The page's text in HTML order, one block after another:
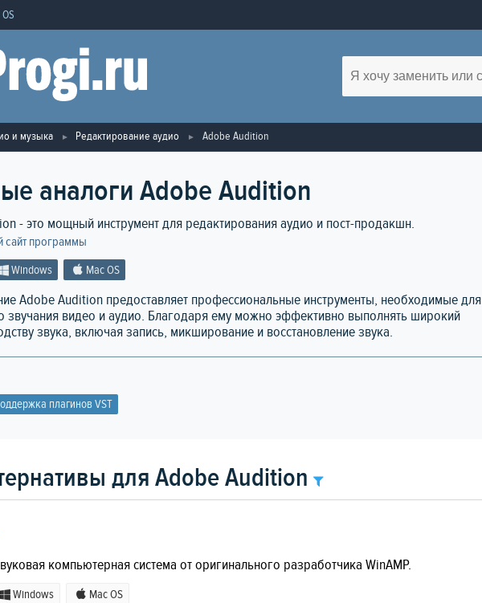
OS
и музыка Редактирование аудио Adobe Audition
аналоги Adobe Audition
- это мощный инструмент для редактирования аудио и пост-продакшн.
программы
Windows Mac OS
Adobe Audition предоставляет профессиональные инструменты, необходимые для
звучания видео и аудио. Благодаря ему можно эффективно выполнять широкий
звука, включая запись, микширование и восстановление звука.
плагинов VST
для Adobe Audition
компьютерная система от оригинального разработчика WinAMP.
Windows Mac OS